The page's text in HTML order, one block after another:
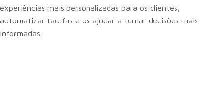
experiências mais personalizadas para os clientes,
automatizar tarefas e os ajudar a tomar decisões mais
informadas.